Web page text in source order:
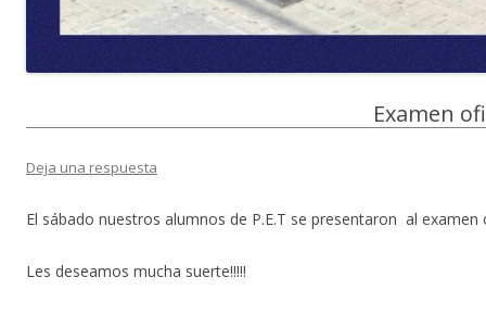
Examen
Deja una respuesta
El sábado nuestros alumnos de P.E.T se presentaron al
Les deseamos mucha suerte!!!!!